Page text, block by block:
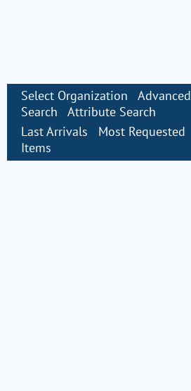
Select Organization
Advanced
Search
Attribute Search
Last Arrivals
Most Requested
Items